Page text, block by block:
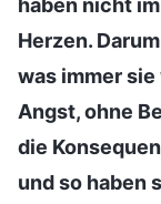
Herzen.
was immer
Angst, ohne
die
und so haben